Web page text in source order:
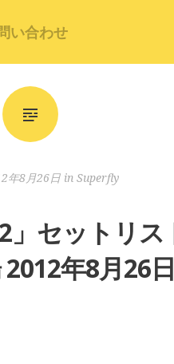
い合わせ
年8月26日in Superfly
セットリ
年8月26